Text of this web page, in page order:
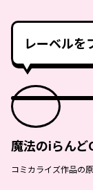
レーベルを
魔法のiらんど
コミカライズ作品の